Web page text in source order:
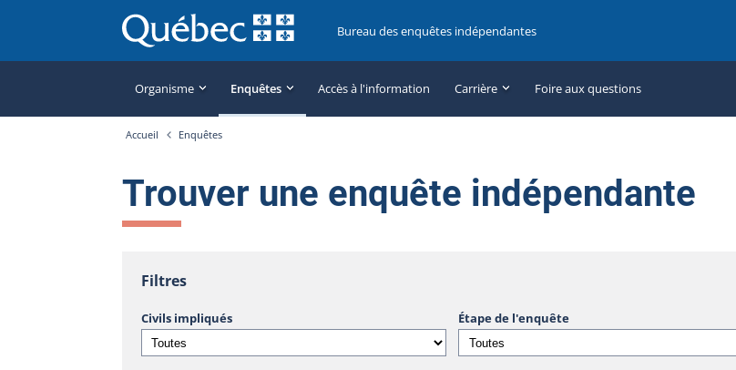
Bureau des enquêtes indépendantes
Organisme Enquêtes Accès à l'information Carrière Foire aux questions
Accueil Enquêtes
Trouver une enquête indépendante
Filtres
Civils impliqués Étape de l'enquête